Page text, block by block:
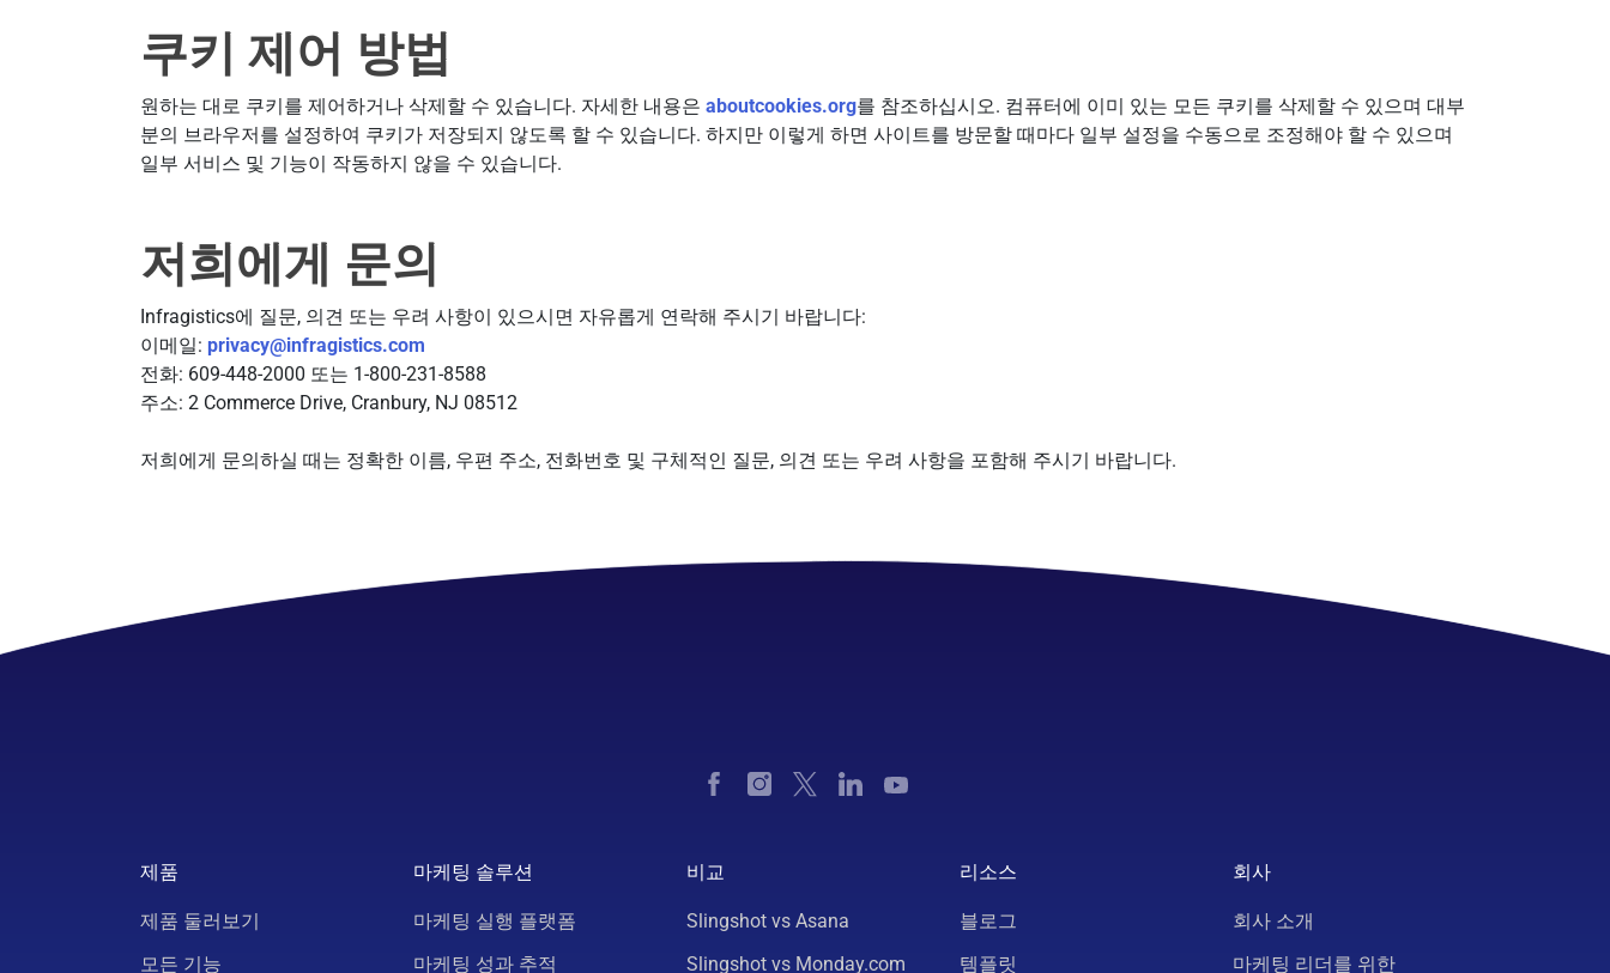
쿠키 제어 방법
원하는 대로 쿠키를 제어하거나 삭제할 수 있습니다. 자세한 내용은 aboutcookies.org를 참조하십시오. 컴퓨터에 이미 있는 모든 쿠키를 삭제할 수 있으며 대부
분의 브라우저를 설정하여 쿠키가 저장되지 않도록 할 수 있습니다. 하지만 이렇게 하면 사이트를 방문할 때마다 일부 설정을 수동으로 조정해야 할 수 있으며
일부 서비스 및 기능이 작동하지 않을 수 있습니다.
저희에게 문의
Infragistics에 질문, 의견 또는 우려 사항이 있으시면 자유롭게 연락해 주시기 바랍니다:
이메일: privacy@infragistics.com
전화: 609-448-2000 또는 1-800-231-8588
주소: 2 Commerce Drive, Cranbury, NJ 08512
저희에게 문의하실 때는 정확한 이름, 우편 주소, 전화번호 및 구체적인 질문, 의견 또는 우려 사항을 포함해 주시기 바랍니다.
제품
제품 둘러보기
모든 기능
마케팅 솔루션
마케팅 실행 플랫폼
마케팅 성과 추적
비교
Slingshot vs Asana
Slingshot vs Monday.com
리소스
블로그
템플릿
회사
회사 소개
마케팅 리더를 위한